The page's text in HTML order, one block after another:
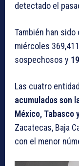
detectado el
También han
miércoles 369,411
sospechosos y
Las cuatro
acumulados son
México, Tabasco
Zacatecas, Baja
con el menor